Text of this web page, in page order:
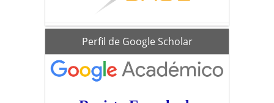
scholarPerfil de Google Scholar